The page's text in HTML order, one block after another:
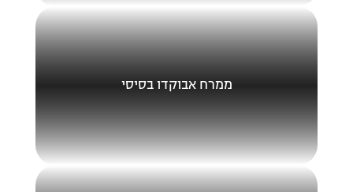
ממרח אבוקדו בסיסי